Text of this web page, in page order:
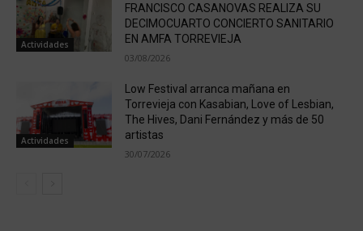
Actividades
FRANCISCO CASANOVAS REALIZA SU
DECIMOCUARTO CONCIERTO SANITARIO
EN AMFA TORREVIEJA
03/08/2026
Actividades
Low Festival arranca mañana en
Torrevieja con Kasabian, Love of Lesbian,
The Hives, Dani Fernández y más de 50
artistas
30/07/2026